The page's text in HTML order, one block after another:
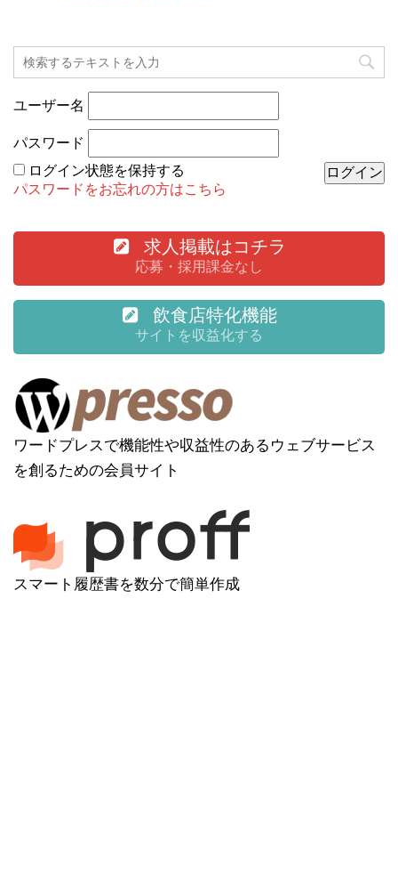
ユーザー名
パスワード
ログイン状態を保持する
パスワードをお忘れの方はこちら
求人掲載はコチラ
応募・採用課金なし
飲食店特化機能
サイトを収益化する
ワードプレスで機能性や収益性のあるウェブサービス
を創るための会員サイト
スマート履歴書を数分で簡単作成